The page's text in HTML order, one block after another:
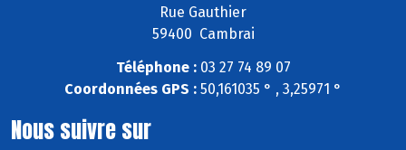
Rue Gauthier
59400 Cambrai
Téléphone :03 27 74 89 07
Coordonnées GPS : 50,161035 ° , 3,25971 °
Nous suivre sur